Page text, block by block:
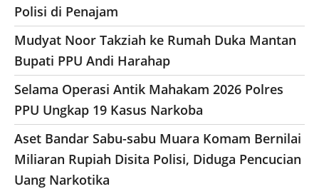
Polisi di Penajam
Mudyat Noor Takziah ke Rumah Duka Mantan
Bupati PPU Andi Harahap
Selama Operasi Antik Mahakam 2026 Polres
PPU Ungkap 19 Kasus Narkoba
Aset Bandar Sabu-sabu Muara Komam Bernilai
Miliaran Rupiah Disita Polisi, Diduga Pencucian
Uang Narkotika